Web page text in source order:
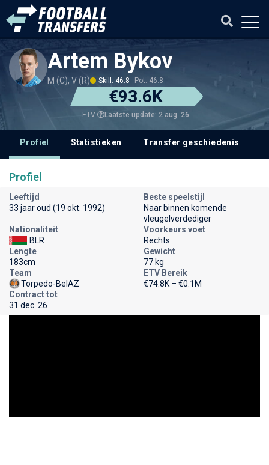
Artem Bykov
M (C), V (R) Skill: 46.8 Pot: 46.8
€93.6K
ETV Laatste update: 2 aug. 26
Profiel Statistieken Transfer geschiedenis
Profiel
Leeftijd
33 jaar oud (19 okt. 1992)
Beste speelstijl
Naar binnen komende
vleugelverdediger
Nationaliteit
BLR
Voorkeurs voet
Rechts
Lengte
183cm
Gewicht
77 kg
Team
Torpedo-BelAZ
ETV Bereik
€74.8K – €0.1M
Contract tot
31 dec. 26